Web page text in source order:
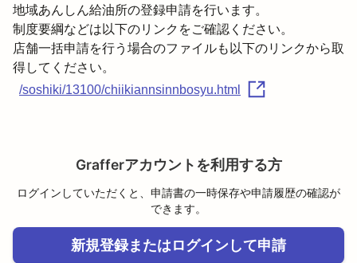
地域あんしん給油所の登録申請を行います。
制度要綱などは以下のリンクをご確認ください。
店舗一括申請を行う場合のファイルも以下のリンクから取
得してください。
/soshiki/13100/chiikiannsinnbosyu.html
Grafferアカウントを利用する方
ログインしていただくと、申請書の一時保存や申請履歴の確認が
できます。
新規登録またはログインして申請